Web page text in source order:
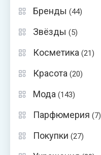
Бренды (44)
Звёзды (5)
Косметика (21)
Красота (20)
Мода (143)
Парфюмерия (7)
Покупки (27)